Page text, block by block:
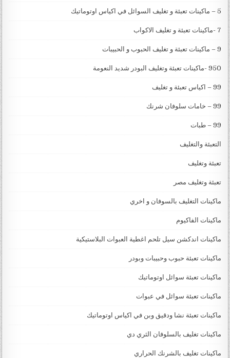
5 – ماكينات تعبئة و تغليف السوائل في اكياس اوتوماتيك
7 -ماكينات تعبئة و تغليف الاكواب
9 – ماكينات تعبئة و تغليف الحبوب و الحبيبات
950 -ماكينات تعبئة وتغليف البودر شديد النعومة
99 – اكياس تعبئة و تغليف
99 – خامات سلوفان شرنك
99 – طبات
التعبئة والتغليف
تعبئة وتغليف
تعبئة وتغليف مصر
ماكينات التغليف بالسوفان و اخري
ماكينات الفاكيوم
ماكينات اندكشن سيل تلحم اغطية العبوات البلاستيكية
ماكينات تعبئة حبوب وحبيبات وبودر
ماكينات تعبئة سوائل اوتوماتيك
ماكينات تعبئة سوائل في عبوات
ماكينات تعبئة نشا ودقيق وبن في اكياس اوتوماتيك
ماكينات تغليف بالسلوفان الثري دي
ماكينات تغليف بالشرنك الحراري